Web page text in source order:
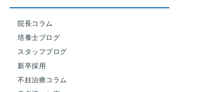
院長コラム
培養士ブログ
スタッフブログ
新卒採用
不妊治療コラム